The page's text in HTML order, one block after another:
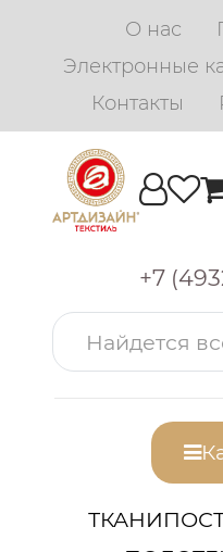
О нас
Электронные
Контакты
+7
ТКАНИ